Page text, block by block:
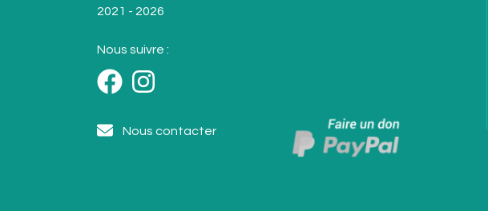
2021 - 2026
Nous suivre :
Nous contacter